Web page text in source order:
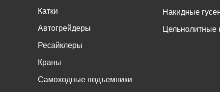
Катки
Автогрейдеры
Ресайклеры
Краны
Самоходные подъемники
Накидные
Цельнолитные